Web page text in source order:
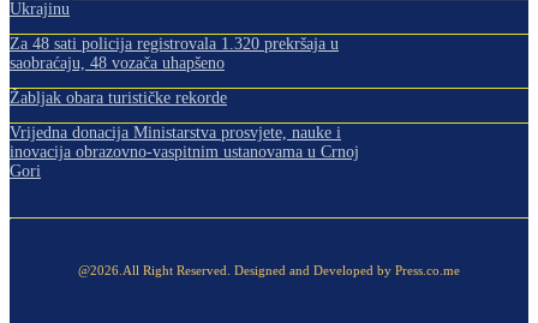
Ukrajinu
Za 48 sati policija registrovala 1.320 prekršaja u
saobraćaju, 48 vozača uhapšeno
Žabljak obara turističke rekorde
Vrijedna donacija Ministarstva prosvjete, nauke i
inovacija obrazovno-vaspitnim ustanovama u Crnoj
Gori
@2026.All Right Reserved. Designed and Developed by Press.co.me